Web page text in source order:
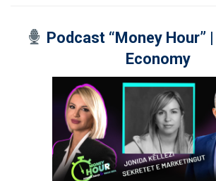
Podcast “Money Hour”
Economy